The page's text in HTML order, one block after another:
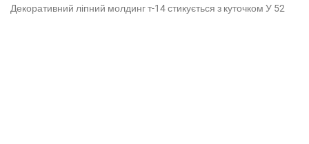
Декоративний ліпний молдинг т-14 стикується з куточком У 52